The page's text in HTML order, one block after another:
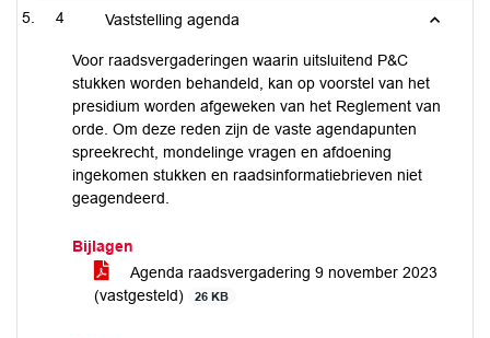
4 Vaststelling agenda
Voor raadsvergaderingen waarin uitsluitend P&C
stukken worden behandeld, kan op voorstel van het
presidium worden afgeweken van het Reglement van
orde. Om deze reden zijn de vaste agendapunten
spreekrecht, mondelinge vragen en afdoening
ingekomen stukken en raadsinformatiebrieven niet
geagendeerd.
Bijlagen
Agenda raadsvergadering 9 november 2023
(vastgesteld)
26 KB